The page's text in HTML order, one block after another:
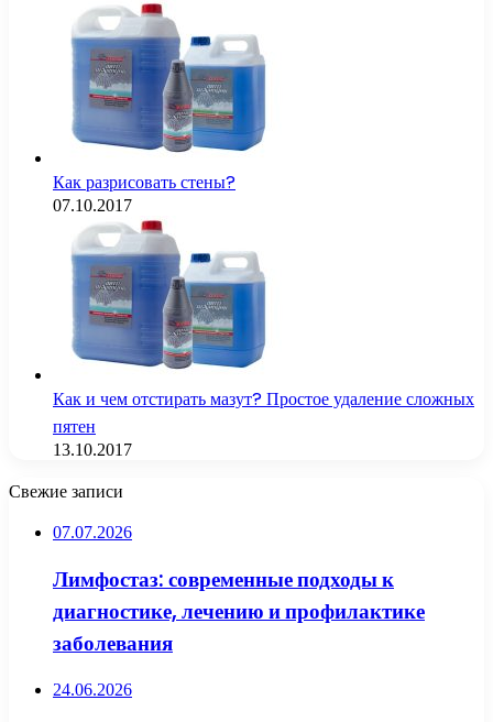
Как разрисовать стены?
07.10.2017
Как и чем отстирать мазут? Простое удаление сложных
пятен
13.10.2017
Свежие записи
07.07.2026
Лимфостаз: современные подходы к
диагностике, лечению и профилактике
заболевания
24.06.2026